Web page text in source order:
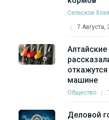
Сельское
7 Августа,
машине
Общество
Деловой